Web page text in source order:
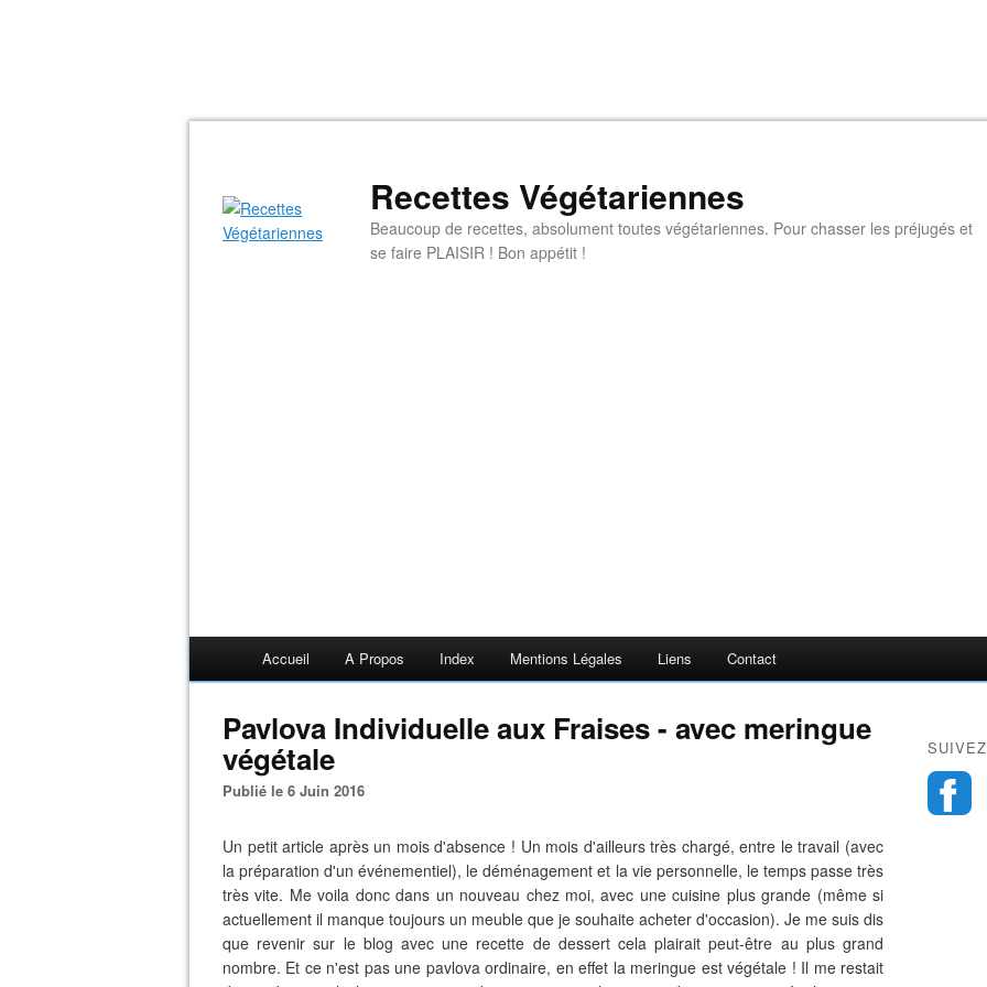
Recettes Végétariennes
Beaucoup de recettes, absolument toutes végétariennes. Pour chasser les préjugés et
se faire PLAISIR ! Bon appétit !
Accueil A Propos Index Mentions Légales Liens Contact
Pavlova Individuelle aux Fraises - avec meringue
végétale
Publié le 6 Juin 2016
Un petit article après un mois d'absence ! Un mois d'ailleurs très chargé, entre le travail (avec
la préparation d'un événementiel), le déménagement et la vie personnelle, le temps passe très
très vite. Me voila donc dans un nouveau chez moi, avec une cuisine plus grande (même si
actuellement il manque toujours un meuble que je souhaite acheter d'occasion). Je me suis dis
que revenir sur le blog avec une recette de dessert cela plairait peut-être au plus grand
nombre. Et ce n'est pas une pavlova ordinaire, en effet la meringue est végétale ! Il me restait